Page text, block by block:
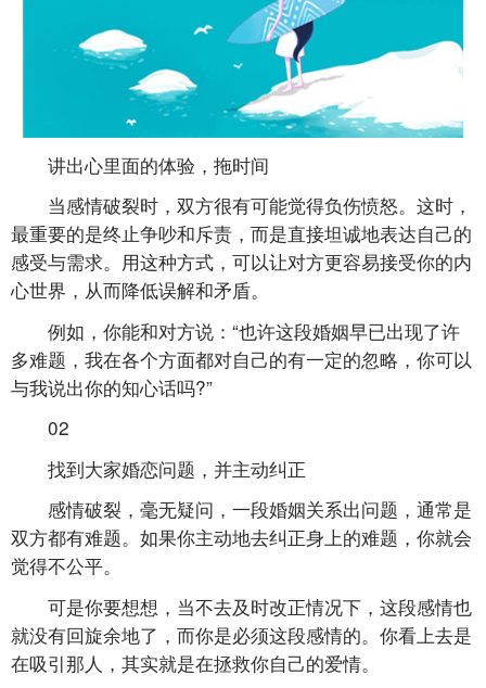
讲出心里面的体验，拖时间
当感情破裂时，双方很有可能觉得负伤愤怒。这时，
最重要的是终止争吵和斥责，而是直接坦诚地表达自己的
感受与需求。用这种方式，可以让对方更容易接受你的内
心世界，从而降低误解和矛盾。
例如，你能和对方说：“也许这段婚姻早已出现了许
多难题，我在各个方面都对自己的有一定的忽略，你可以
与我说出你的知心话吗?”
02
找到大家婚恋问题，并主动纠正
感情破裂，毫无疑问，一段婚姻关系出问题，通常是
双方都有难题。如果你主动地去纠正身上的难题，你就会
觉得不公平。
可是你要想想，当不去及时改正情况下，这段感情也
就没有回旋余地了，而你是必须这段感情的。你看上去是
在吸引那人，其实就是在拯救你自己的爱情。